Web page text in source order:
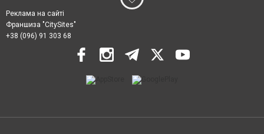
Реклама на сайті
Франшиза "CitySites"
+38 (096) 91 303 68